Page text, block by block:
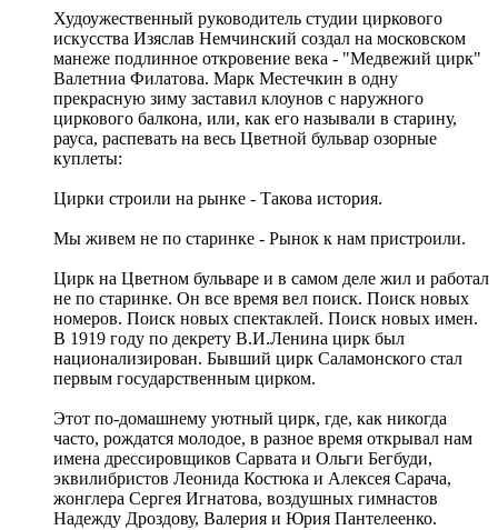
Худоужественный руководитель студии циркового
искусства Изяслав Немчинский создал на московском
манеже подлинное откровение века - "Медвежий цирк"
Валетниа Филатова. Марк Местечкин в одну
прекрасную зиму заставил клоунов с наружного
циркового балкона, или, как его называли в старину,
рауса, распевать на весь Цветной бульвар озорные
куплеты:
Цирки строили на рынке - Такова история.
Мы живем не по старинке - Рынок к нам пристроили.
Цирк на Цветном бульваре и в самом деле жил и работал
не по старинке. Он все время вел поиск. Поиск новых
номеров. Поиск новых спектаклей. Поиск новых имен.
В 1919 году по декрету В.И.Ленина цирк был
национализирован. Бывший цирк Саламонского стал
первым государственным цирком.
Этот по-домашнему уютный цирк, где, как никогда
часто, рождатся молодое, в разное время открывал нам
имена дрессировщиков Сарвата и Ольги Бегбуди,
эквилибристов Леонида Костюка и Алексея Сарача,
жонглера Сергея Игнатова, воздушных гимнастов
Надежду Дроздову, Валерия и Юрия Пантелеенко.